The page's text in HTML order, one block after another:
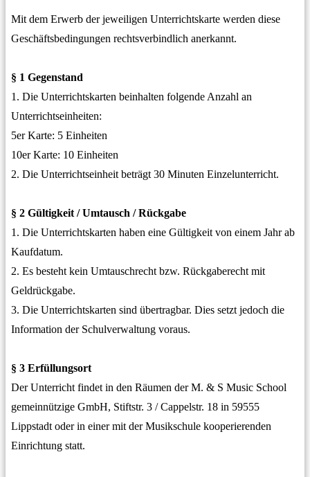
Mit dem Erwerb der jeweiligen Unterrichtskarte werden diese
Geschäftsbedingungen rechtsverbindlich anerkannt.
§ 1 Gegenstand
1. Die Unterrichtskarten beinhalten folgende Anzahl an
Unterrichtseinheiten:
5er Karte: 5 Einheiten
10er Karte: 10 Einheiten
2. Die Unterrichtseinheit beträgt 30 Minuten Einzelunterricht.
§ 2 Gültigkeit / Umtausch / Rückgabe
1. Die Unterrichtskarten haben eine Gültigkeit von einem Jahr ab
Kaufdatum.
2. Es besteht kein Umtauschrecht bzw. Rückgaberecht mit
Geldrückgabe.
3. Die Unterrichtskarten sind übertragbar. Dies setzt jedoch die
Information der Schulverwaltung voraus.
§ 3 Erfüllungsort
Der Unterricht findet in den Räumen der M. & S Music School
gemeinnützige GmbH, Stiftstr. 3 / Cappelstr. 18 in 59555
Lippstadt oder in einer mit der Musikschule kooperierenden
Einrichtung statt.